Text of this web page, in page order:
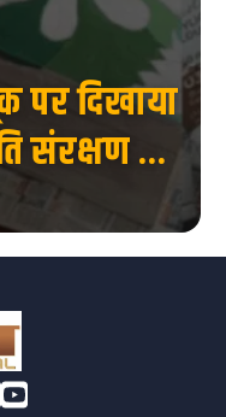
पर दिखाया
संरक्षण का